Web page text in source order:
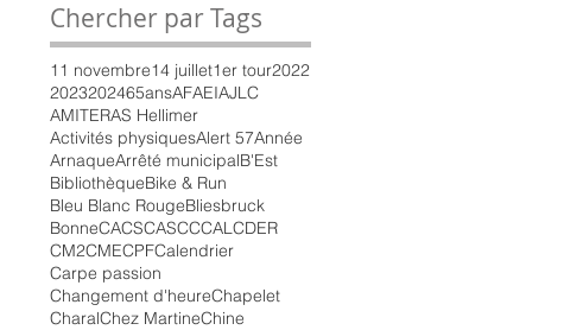
Chercher par Tags
11 novembre14 juillet1er tour2022
2023202465ansAFAEIAJLC
AMITERAS Hellimer
Activités physiquesAlert 57Année
ArnaqueArrêté municipalB'Est
BibliothèqueBike & Run
Bleu Blanc RougeBliesbruck
BonneCACSCASCCCALCDER
CM2CMECPFCalendrier
Carpe passion
Changement d'heureChapelet
CharalChez MartineChine